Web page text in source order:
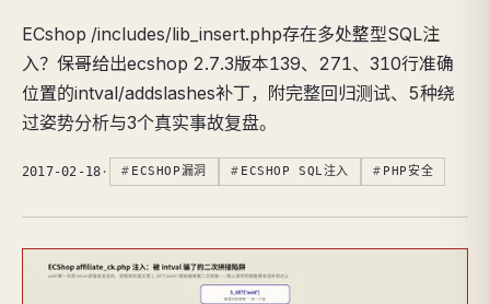
ECshop /includes/lib_insert.php存在多处整型SQL注
入？保哥给出ecshop 2.7.3版本139、271、310行准确
位置的intval/addslashes补丁，附完整回归测试、5种绕
过姿势分析与3个真实事故复盘。
2017-02-18 · ECSHOP漏洞 ECSHOP SQL注入 PHP安全